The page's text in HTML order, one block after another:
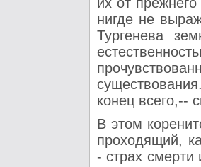
нигде не
Тургенева
конец всего,--
В этом
проходящий,
- страх